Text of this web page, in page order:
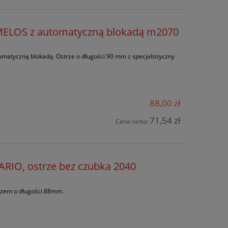
z automatyczną blokadą m2070
blokadą. Ostrze o długości 90 mm z specjalistyczny
88,00 zł
Cena netto: 71,54 zł
ostrze bez czubka 2040
o długości 88mm.